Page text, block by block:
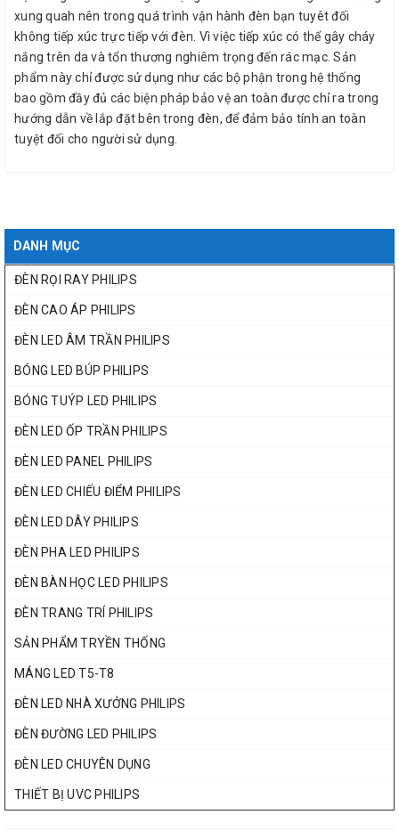
xung quah nên trong quá trình vận hành đèn bạn tuyêt đối
không tiếp xúc trực tiếp với đèn. Vì việc tiếp xúc có thể gây cháy
nắng trên da và tổn thương nghiêm trọng đến rác mạc. Sản
phẩm này chỉ được sử dụng như các bộ phận trong hệ thống
bao gồm đầy đủ các biện pháp bảo vệ an toàn được chỉ ra trong
hướng dẫn về lắp đặt bên trong đèn, để đảm bảo tính an toàn
tuyệt đối cho người sử dụng.
DANH MỤC
ĐÈN RỌI RAY PHILIPS
ĐÈN CAO ÁP PHILIPS
ĐÈN LED ÂM TRẦN PHILIPS
BÓNG LED BÚP PHILIPS
BÓNG TUÝP LED PHILIPS
ĐÈN LED ỐP TRẦN PHILIPS
ĐÈN LED PANEL PHILIPS
ĐÈN LED CHIẾU ĐIỂM PHILIPS
ĐÈN LED DÂY PHILIPS
ĐÈN PHA LED PHILIPS
ĐÈN BÀN HỌC LED PHILIPS
ĐÈN TRANG TRÍ PHILIPS
SẢN PHẨM TRYỀN THỐNG
MÁNG LED T5-T8
ĐÈN LED NHÀ XƯỞNG PHILIPS
ĐÈN ĐƯỜNG LED PHILIPS
ĐÈN LED CHUYÊN DỤNG
THIẾT BỊ UVC PHILIPS